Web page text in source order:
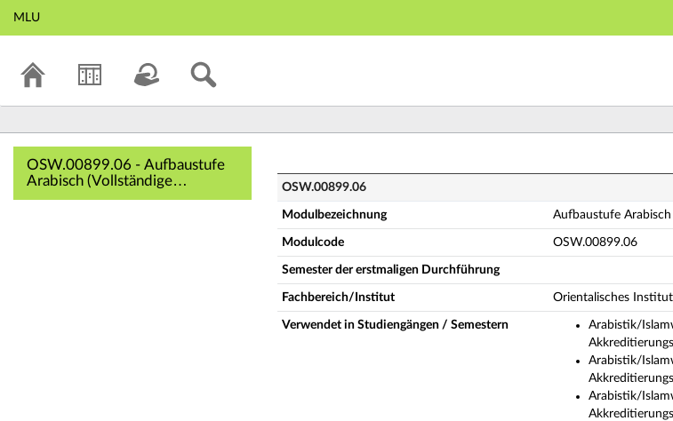
Hauptnavigation
MLU
OSW.00899.06 - Aufbaustufe
Arabisch (Vollständige
Modulbeschreibung)
OSW.00899.06
Modulbezeichnung Aufbaustufe Arabisch
Modulcode OSW.00899.06
Semester der erstmaligen Durchführung
Fachbereich/Institut Orientalisches Institut
Verwendet in Studiengängen / Semestern
Arabistik/
Arabistik/
Arabistik/